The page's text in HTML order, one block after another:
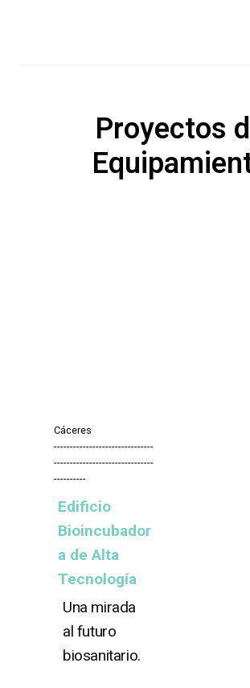
Proyectos
Cáceres
-------------------------------
-------------------------------
----------
Edificio
Bioincubador
a de Alta
Tecnología
Una mirada
al futuro
biosanitario.